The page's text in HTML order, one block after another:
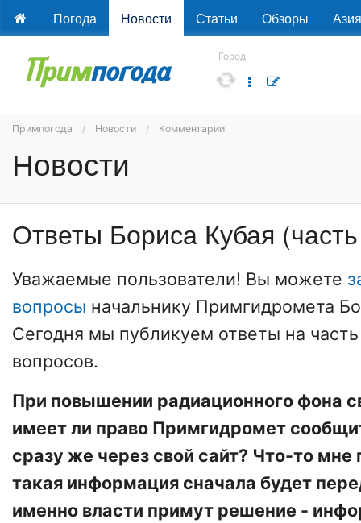
Погода Новости Статьи Обзоры Азия
Город
Примпогода Новости Комментарии
Новости
Ответы Бориса Кубая
Уважаемые пользователи! Вы можете
вопросы начальнику Примгидромета
Сегодня мы публикуем ответы на
вопросов.
При повышении радиационного фона
имеет ли право Примгидромет
сразу же через свой сайт? Что-то мне
такая информация сначала будет
именно власти примут решение -